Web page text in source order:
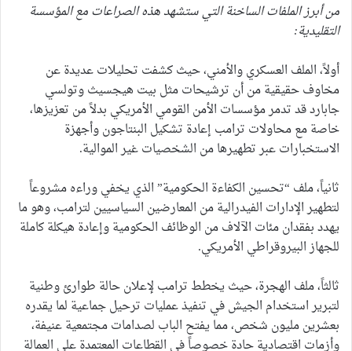
من أبرز الملفات الساخنة التي ستشهد هذه الصراعات مع المؤسسة
التقليدية:
أولاً، الملف العسكري والأمني، حيث كشفت تحليلات عديدة عن
مخاوف حقيقية من أن ترشيحات مثل بيت هيجسيث وتولسي
جابارد قد تدمر مؤسسات الأمن القومي الأمريكي بدلاً من تعزيزها،
خاصة مع محاولات ترامب إعادة تشكيل البنتاجون وأجهزة
الاستخبارات عبر تطهيرها من الشخصيات غير الموالية.
ثانياً، ملف “تحسين الكفاءة الحكومية” الذي يخفي وراءه مشروعاً
لتطهير الإدارات الفيدرالية من المعارضين السياسيين لترامب، وهو ما
يهدد بفقدان مئات الآلاف من الوظائف الحكومية وإعادة هيكلة كاملة
للجهاز البيروقراطي الأمريكي.
ثالثاً، ملف الهجرة، حيث يخطط ترامب لإعلان حالة طوارئ وطنية
لتبرير استخدام الجيش في تنفيذ عمليات ترحيل جماعية لما يقدره
بعشرين مليون شخص، مما يفتح الباب لصدامات مجتمعية عنيفة،
وأزمات اقتصادية حادة خصوصاً في القطاعات المعتمدة على العمالة